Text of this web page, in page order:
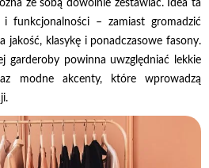
ze sobą dowolnie zestawiać. Idea ta
funkcjonalności – zamiast gromadzić
jakość, klasykę i ponadczasowe fasony.
garderoby powinna uwzględniać lekkie
modne akcenty, które wprowadzą